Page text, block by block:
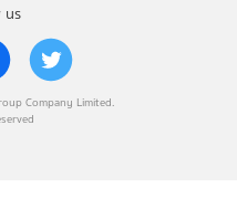
us
Company Limited.